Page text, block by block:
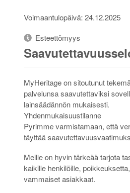
Voimaantulopäivä: 24.12.2025
Esteettömyys
MyHeritage on sitoutunut
palvelunsa saavutettaviksi
lainsäädännön mukaisesti.
Yhdenmukaisuustilanne
Pyrimme varmistamaan, että
täyttää
Meille on hyvin tärkeää tarjota
kaikille henkilöille,
vammaiset asiakkaat.